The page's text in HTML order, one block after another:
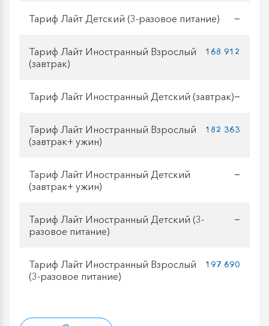
Тариф Лайт Детский (3-разовое питание) —
Тариф Лайт Иностранный Взрослый
(завтрак)
168 912
Тариф Лайт Иностранный Детский (завтрак)—
Тариф Лайт Иностранный Взрослый
(завтрак+ ужин)
182 363
Тариф Лайт Иностранный Детский
(завтрак+ ужин)
—
Тариф Лайт Иностранный Детский (3-
разовое питание)
—
Тариф Лайт Иностранный Взрослый
(3-разовое питание)
197 690